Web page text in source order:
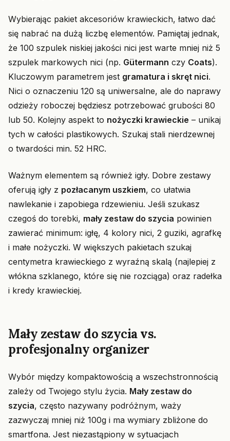
Wybierając pakiet akcesoriów krawieckich, łatwo dać
się nabrać na dużą liczbę elementów. Pamiętaj jednak,
że 100 szpulek niskiej jakości nici jest warte mniej niż 5
szpulek markowych nici (np. Gütermann czy Coats).
Kluczowym parametrem jest gramatura i skręt nici.
Nici o oznaczeniu 120 są uniwersalne, ale do naprawy
odzieży roboczej będziesz potrzebować grubości 80
lub 50. Kolejny aspekt to nożyczki krawieckie – unikaj
tych w całości plastikowych. Szukaj stali nierdzewnej
o twardości min. 52 HRC.
Ważnym elementem są również igły. Dobre zestawy
oferują igły z pozłacanym uszkiem, co ułatwia
nawlekanie i zapobiega rdzewieniu. Jeśli szukasz
czegoś do torebki, mały zestaw do szycia powinien
zawierać minimum: igłę, 4 kolory nici, 2 guziki, agrafkę
i małe nożyczki. W większych pakietach szukaj
centymetra krawieckiego z wyraźną skalą (najlepiej z
włókna szklanego, które się nie rozciąga) oraz radełka
i kredy krawieckiej.
Mały zestaw do szycia vs.
profesjonalny organizer
Wybór między kompaktowością a wszechstronnością
zależy od Twojego stylu życia. Mały zestaw do
szycia, często nazywany podróżnym, waży
zazwyczaj mniej niż 100g i ma wymiary zbliżone do
smartfona. Jest niezastąpiony w sytuacjach